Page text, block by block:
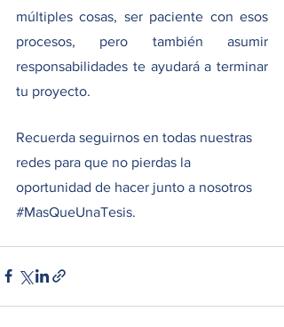
múltiples cosas, ser paciente con esos
procesos, pero también asumir
responsabilidades te ayudará a terminar
tu proyecto.
Recuerda seguirnos en todas nuestras
redes para que no pierdas la
oportunidad de hacer junto a nosotros
#MasQueUnaTesis.